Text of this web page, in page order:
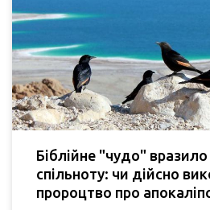
Біблійне "чудо"
спільноту: чи дійсно
пророцтво про